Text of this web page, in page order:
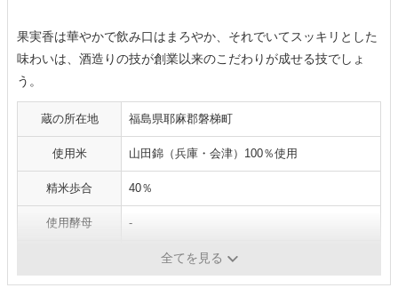
果実香は華やかで飲み口はまろやか、それでいてスッキリとした
味わいは、酒造りの技が創業以来のこだわりが成せる技でしょ
う。
蔵の所在地 福島県耶麻郡磐梯町
使用米 山田錦（兵庫・会津）100％使用
精米歩合 40％
使用酵母 ‐
全てを見る